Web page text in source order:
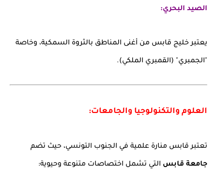
الصيد البحري:
يعتبر خليج قابس من أغنى المناطق بالثروة السمكية، وخاصة
"الجمبري" (القمبري الملكي).
العلوم والتكنولوجيا والجامعات:
تعتبر قابس منارة علمية في الجنوب التونسي، حيث تضم
جامعة قابس التي تشمل اختصاصات متنوعة وحيوية: